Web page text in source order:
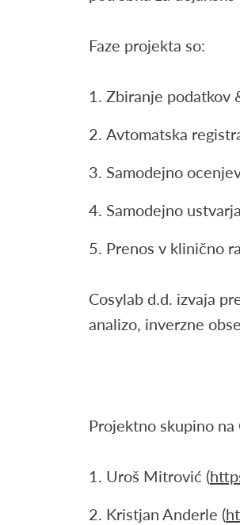
Faze projekta so:
Zbiranje podatkov
Avtomatska
Samodejno
Samodejno
Prenos v klinično
Cosylab d.d. izvaja
analizo, inverzne
Projektno skupino
Uroš Mitrović (
Kristjan Anderle (